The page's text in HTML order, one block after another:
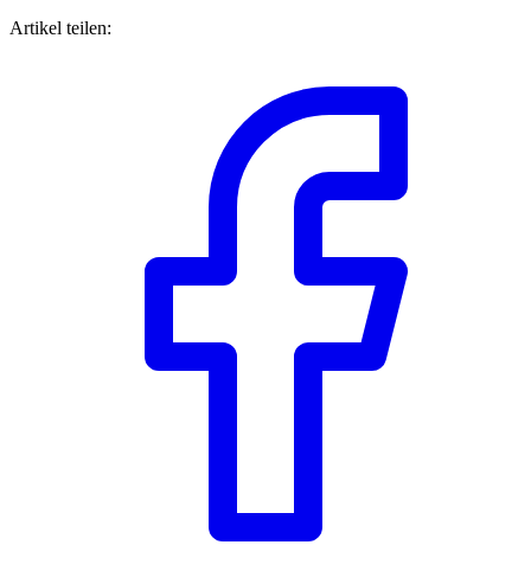
Artikel teilen: